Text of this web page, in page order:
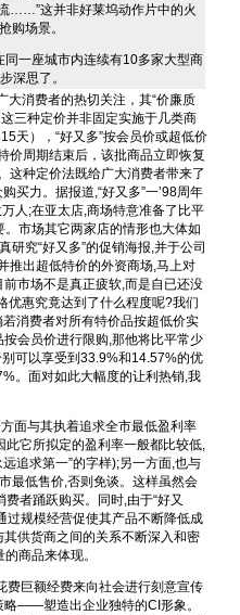
……”这并非好莱坞动作片中的火
购场景。
一座城市内连续有10多家大型商
深思了。
大消费者的热切关注，其“价廉质
三种定价并非固定实施于几类商
天），“好又多”按会员价或超低价
价周期结束后，该批商品立即恢复
这种定价法既给广大消费者带来了
买力。据报道,“好又多”一’98周年
人;在亚太店,商场特意准备了比平
市场其它两家店的情形也大体如
研究“好又多”的促销海报,并于公司
推出超低特价的外资商场,马上对
市场不是真正疲软,而是自已还没
优惠究竟达到了什么程度呢?我们
消费者对所有特价品按超低价实
会员价进行限购,那他将比平常少
可以享受到33.9%和14.57%的优
。面对如此大幅度的让利热销,我
面与其执着追求全市最低盈利率
此它所拟定的盈利率一般都比较低,
追求第一”的字样);另一方面,也与
最低售价,否则免谈。这样虽然会
者踊跃购买。同时,由于“好又
过规模经营促使其产品不断降低成
其供货商之间的关系不断深入和密
商品来体现。
费巨额经费来向社会进行刻意宣传
略——塑造出企业独特的CI形象。